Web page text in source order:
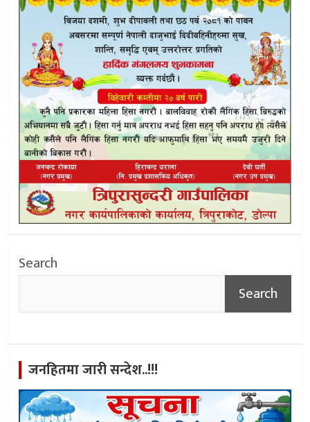
Search
Search
जनहितमा जारी सन्देश..!!!